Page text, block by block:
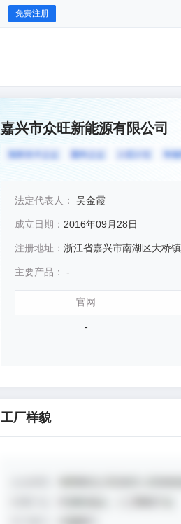
免费注册
嘉兴市众旺新能源有限公司
法定代表人： 吴金霞
成立日期： 2016年09月28日
注册地址： 浙江省嘉兴市南湖区大桥镇明新路
主要产品： -
官网
-
工厂样貌